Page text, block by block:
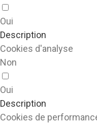
Oui
Description
Cookies d'analyse
Non
Oui
Description
Cookies de